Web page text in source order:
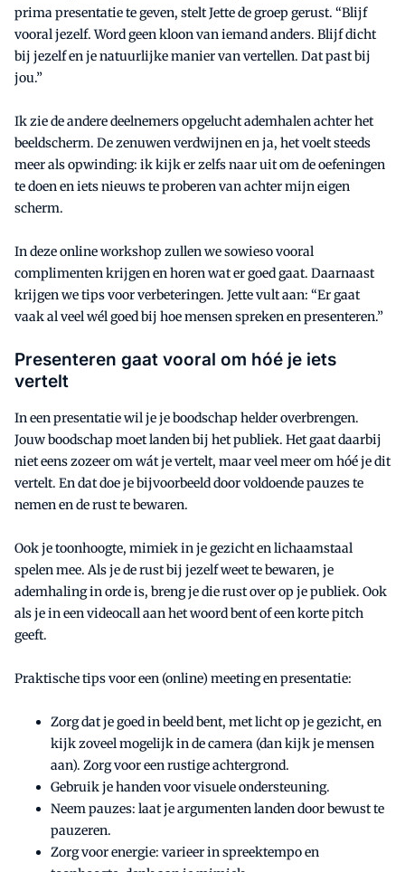
prima presentatie te geven, stelt Jette de groep gerust. “Blijf
vooral jezelf. Word geen kloon van iemand anders. Blijf dicht
bij jezelf en je natuurlijke manier van vertellen. Dat past bij
jou.”
Ik zie de andere deelnemers opgelucht ademhalen achter het
beeldscherm. De zenuwen verdwijnen en ja, het voelt steeds
meer als opwinding: ik kijk er zelfs naar uit om de oefeningen
te doen en iets nieuws te proberen van achter mijn eigen
scherm.
In deze online workshop zullen we sowieso vooral
complimenten krijgen en horen wat er goed gaat. Daarnaast
krijgen we tips voor verbeteringen. Jette vult aan: “Er gaat
vaak al veel wél goed bij hoe mensen spreken en presenteren.”
Presenteren gaat vooral om hóé je iets
vertelt
In een presentatie wil je je boodschap helder overbrengen.
Jouw boodschap moet landen bij het publiek. Het gaat daarbij
niet eens zozeer om wát je vertelt, maar veel meer om hóé je dit
vertelt. En dat doe je bijvoorbeeld door voldoende pauzes te
nemen en de rust te bewaren.
Ook je toonhoogte, mimiek in je gezicht en lichaamstaal
spelen mee. Als je de rust bij jezelf weet te bewaren, je
ademhaling in orde is, breng je die rust over op je publiek. Ook
als je in een videocall aan het woord bent of een korte pitch
geeft.
Praktische tips voor een (online) meeting en presentatie:
Zorg dat je goed in beeld bent, met licht op je gezicht, en
kijk zoveel mogelijk in de camera (dan kijk je mensen
aan). Zorg voor een rustige achtergrond.
Gebruik je handen voor visuele ondersteuning.
Neem pauzes: laat je argumenten landen door bewust te
pauzeren.
Zorg voor energie: varieer in spreektempo en